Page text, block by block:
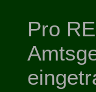
Pro